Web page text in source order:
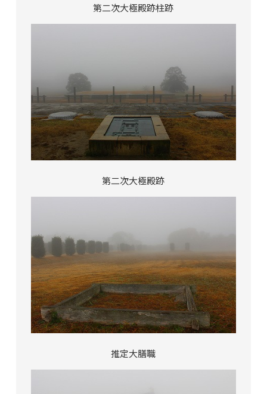
第二次大極殿跡柱跡
第二次大極殿跡
推定大膳職